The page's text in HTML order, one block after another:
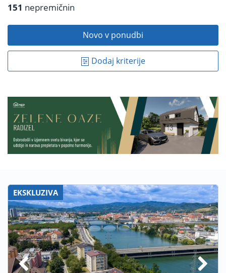
151 nepremičnin
Novo v ponudbi
Dodaj kriterije
EKSKLUZIVA